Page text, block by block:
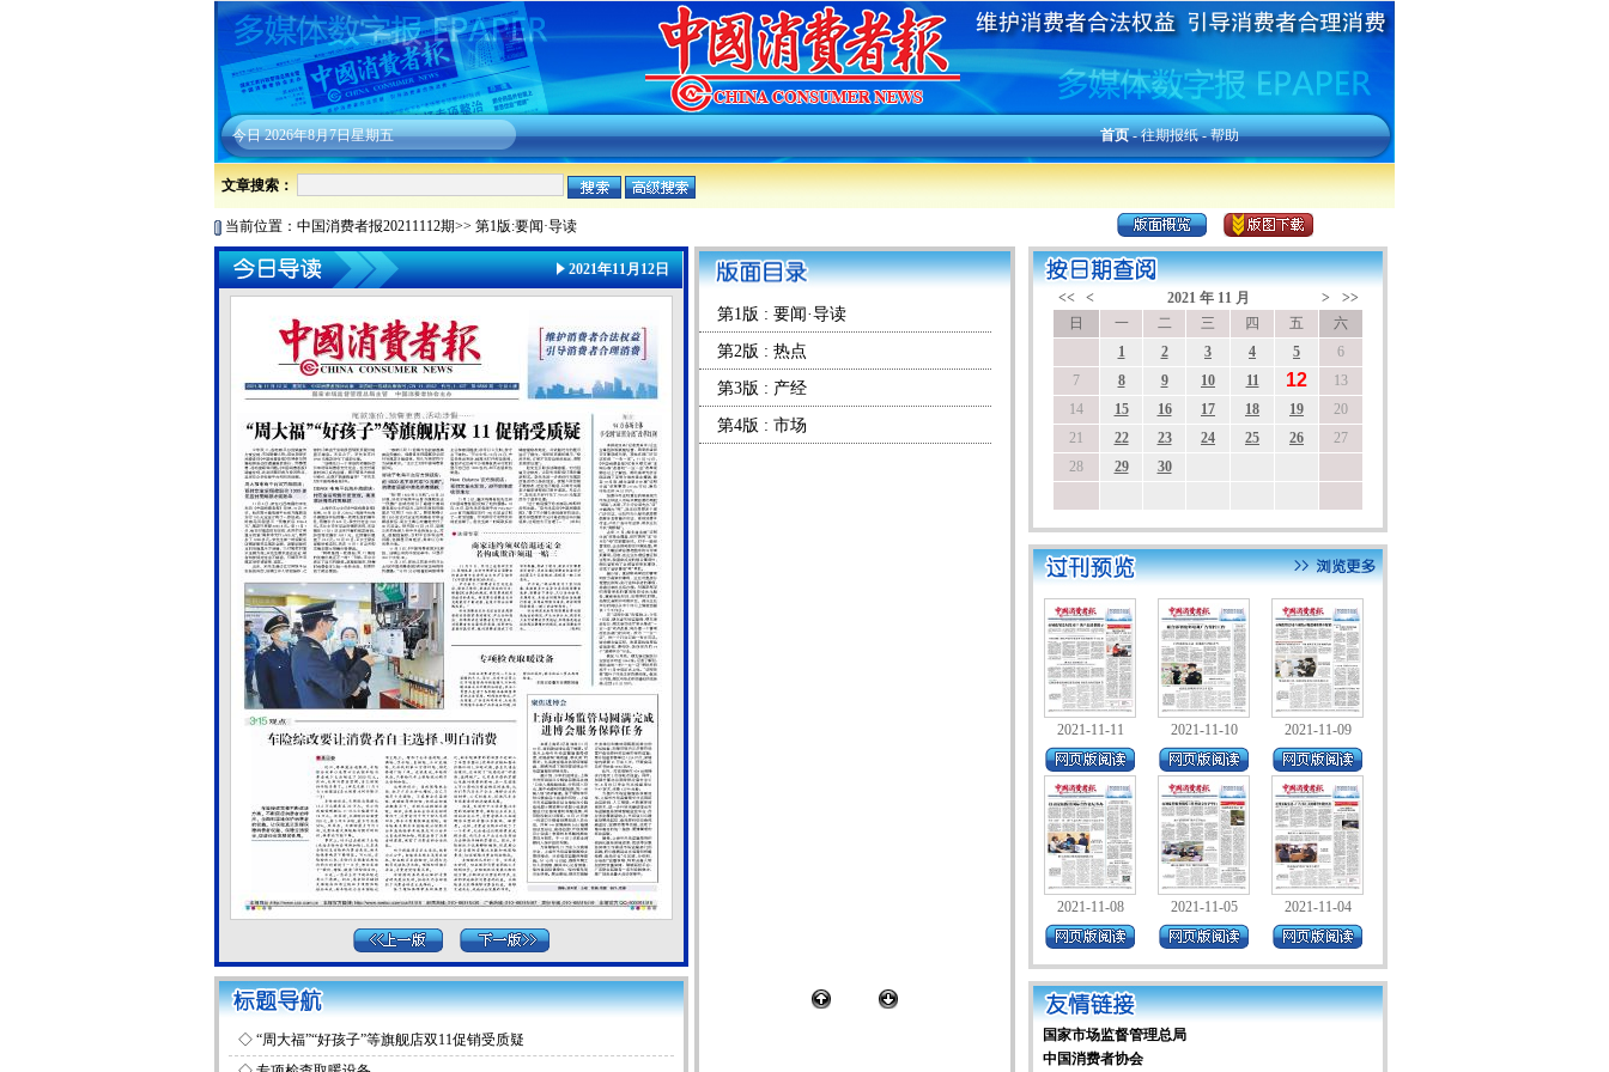
今日2026年8月7日星期五 首页-往期报纸-帮助
文章搜索：
当前位置： 中国消费者报20211112期>> 第1版:要闻·导读
2021年11月12日
◇ “周大福”“好孩子”等旗舰店双11促销受质疑
第1版 : 要闻·导读
第2版 : 热点
第3版 : 产经
第4版 : 市场
2021-11-11 2021-11-10 2021-11-09
2021-11-08 2021-11-05 2021-11-04
国家市场监督管理总局
中国消费者协会